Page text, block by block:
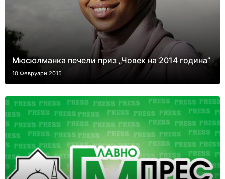
Мюсюлманка печели приз „Човек на 2014 година”
10 Февруари 2015